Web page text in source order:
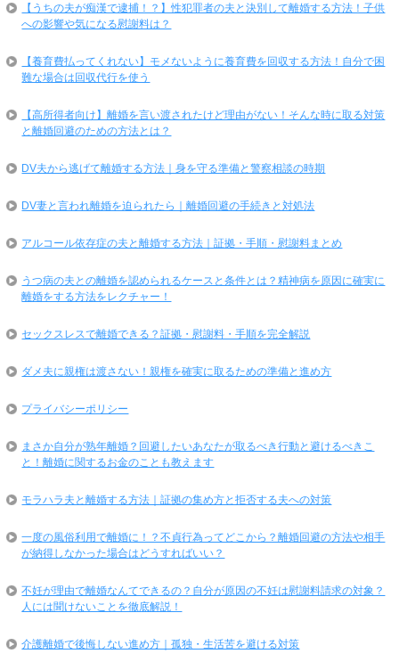
【うちの夫が痴漢で逮捕！？】性犯罪者の夫と決別して離婚する方法！子供
への影響や気になる慰謝料は？
【養育費払ってくれない】モメないように養育費を回収する方法！自分で困
難な場合は回収代行を使う
【高所得者向け】離婚を言い渡されたけど理由がない！そんな時に取る対策
と離婚回避のための方法とは？
DV夫から逃げて離婚する方法｜身を守る準備と警察相談の時期
DV妻と言われ離婚を迫られたら｜離婚回避の手続きと対処法
アルコール依存症の夫と離婚する方法｜証拠・手順・慰謝料まとめ
うつ病の夫との離婚を認められるケースと条件とは？精神病を原因に確実に
離婚をする方法をレクチャー！
セックスレスで離婚できる？証拠・慰謝料・手順を完全解説
ダメ夫に親権は渡さない！親権を確実に取るための準備と進め方
プライバシーポリシー
まさか自分が熟年離婚？回避したいあなたが取るべき行動と避けるべきこ
と！離婚に関するお金のことも教えます
モラハラ夫と離婚する方法｜証拠の集め方と拒否する夫への対策
一度の風俗利用で離婚に！？不貞行為ってどこから？離婚回避の方法や相手
が納得しなかった場合はどうすればいい？
不妊が理由で離婚なんてできるの？自分が原因の不妊は慰謝料請求の対象？
人には聞けないことを徹底解説！
介護離婚で後悔しない進め方｜孤独・生活苦を避ける対策